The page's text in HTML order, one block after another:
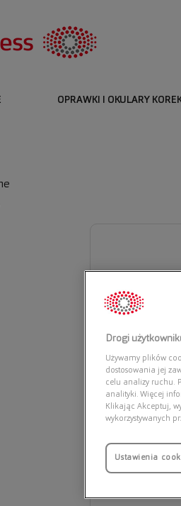
OPRAWKI I OKULARY
KARTA
Drogi
Używamy plików
dostosowania jej
celu analizy ruchu.
analityki. Więcej
Klikając Akceptuj,
wykorzystywanych
Ustawienia